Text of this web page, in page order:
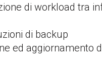
di workload tra
di backup
ed aggiornamento